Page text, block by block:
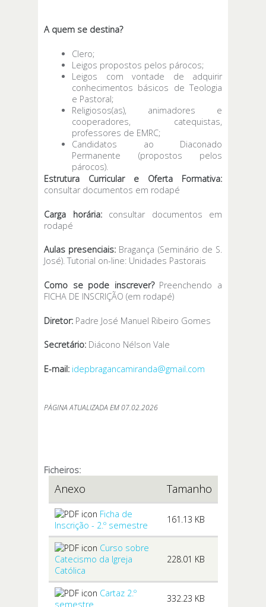
A quem se destina?
Clero;
Leigos propostos pelos párocos;
Leigos com vontade de adquirir
conhecimentos básicos de Teologia
e Pastoral;
Religiosos(as), animadores e
cooperadores, catequistas,
professores de EMRC;
Candidatos ao Diaconado
Permanente (propostos pelos
párocos).
Estrutura Curricular e Oferta Formativa:
consultar documentos em rodapé
Carga horária:consultar documentos em
rodapé
Aulas presenciais: Bragança (Seminário de S.
José). Tutorial on-line: Unidades Pastorais
Como se pode inscrever?Preenchendo a
FICHA DE INSCRIÇÃO (em rodapé)
Diretor: Padre José Manuel Ribeiro Gomes
Secretário: Diácono Nélson Vale
E-mail: idepbragancamiranda@gmail.com
PÁGINA ATUALIZADA EM 07.02.2026
Ficheiros:
Anexo Tamanho
Ficha de
Inscrição - 2.º semestre
161.13 KB
Curso sobre
Catecismo da Igreja
Católica
228.01 KB
Cartaz 2.º
semestre
332.23 KB